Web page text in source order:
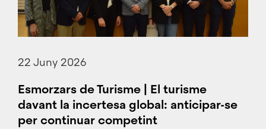
22 Juny 2026
Esmorzars de Turisme | El turisme
davant la incertesa global: anticipar-se
per continuar competint